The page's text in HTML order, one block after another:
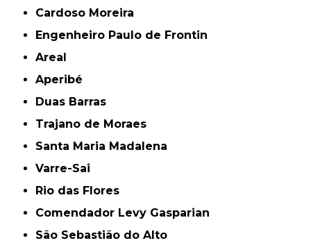
Cardoso Moreira
Engenheiro Paulo de Frontin
Areal
Aperibé
Duas Barras
Trajano de Moraes
Santa Maria Madalena
Varre-Sai
Rio das Flores
Comendador Levy Gasparian
São Sebastião do Alto